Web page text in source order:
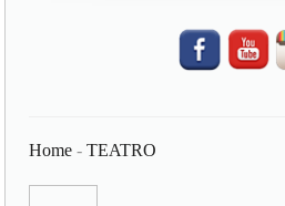
Home -TEATRO